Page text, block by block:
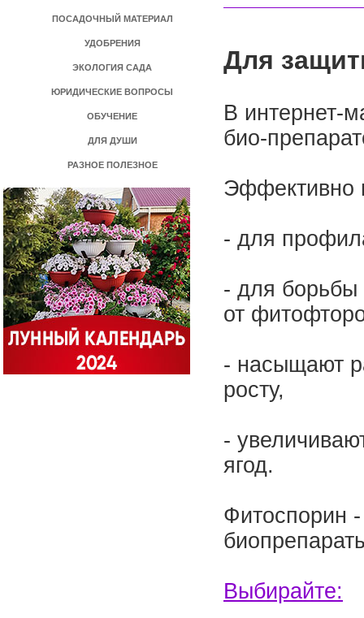
ПОСАДОЧНЫЙ МАТЕРИАЛ
УДОБРЕНИЯ
ЭКОЛОГИЯ САДА
ЮРИДИЧЕСКИЕ ВОПРОСЫ
ОБУЧЕНИЕ
ДЛЯ ДУШИ
РАЗНОЕ ПОЛЕЗНОЕ
Для
В интернет-
био-
Эффективно
- для
- для борьбы
от
- насыщают
росту,
-
ягод.
Фитоспорин
Выбирайте: